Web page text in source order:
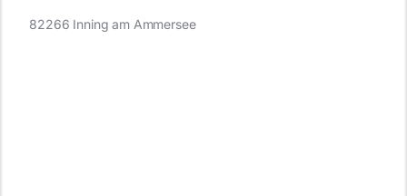
82266 Inning am Ammersee